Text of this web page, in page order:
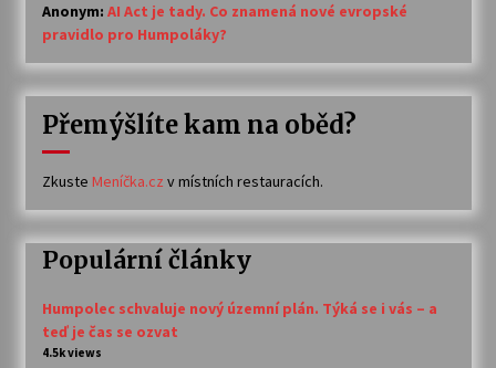
Anonym: AI Act je tady. Co znamená nové evropské
pravidlo pro Humpoláky?
Přemýšlíte kam na oběd?
Zkuste Meníčka.cz v místních restauracích.
Populární články
Humpolec schvaluje nový územní plán. Týká se i vás – a
teď je čas se ozvat
4.5k views